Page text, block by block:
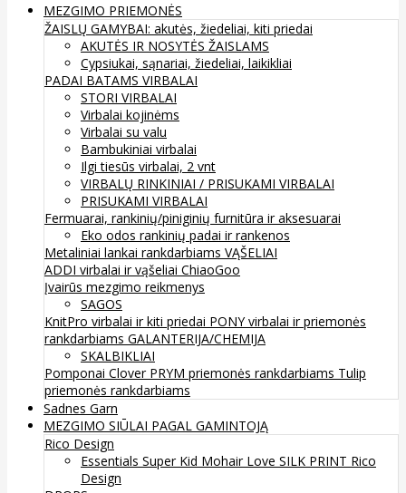
MEZGIMO PRIEMONĖS
ŽAISLŲ GAMYBAI: akutės, žiedeliai, kiti priedai
AKUTĖS IR NOSYTĖS ŽAISLAMS
Cypsiukai, sąnariai, žiedeliai, laikikliai
PADAI BATAMS VIRBALAI
STORI VIRBALAI
Virbalai kojinėms
Virbalai su valu
Bambukiniai virbalai
Ilgi tiesūs virbalai, 2 vnt
VIRBALŲ RINKINIAI / PRISUKAMI VIRBALAI
PRISUKAMI VIRBALAI
Fermuarai, rankinių/piniginių furnitūra ir aksesuarai
Eko odos rankinių padai ir rankenos
Metaliniai lankai rankdarbiams VĄŠELIAI
ADDI virbalai ir vąšeliai ChiaoGoo
Įvairūs mezgimo reikmenys
SAGOS
KnitPro virbalai ir kiti priedai PONY virbalai ir priemonės
rankdarbiams GALANTERIJA/CHEMIJA
SKALBIKLIAI
Pomponai Clover PRYM priemonės rankdarbiams Tulip
priemonės rankdarbiams
Sadnes Garn
MEZGIMO SIŪLAI PAGAL GAMINTOJĄ
Rico Design
Essentials Super Kid Mohair Love SILK PRINT Rico
Design